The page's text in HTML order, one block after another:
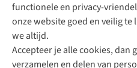
functionele en privacy-
onze website goed en veilig
we altijd.
Accepteer je alle cookies, dan
verzamelen en delen van
Direct advies van een
+31 (0)85 888 50 88